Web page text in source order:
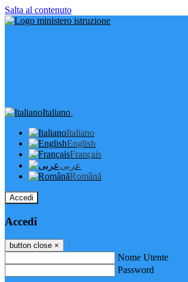
Salta al contenuto
Italiano
Italiano
English
Français
عربى
Română
Accedi
Accedi
button close ×
Nome Utente
Password